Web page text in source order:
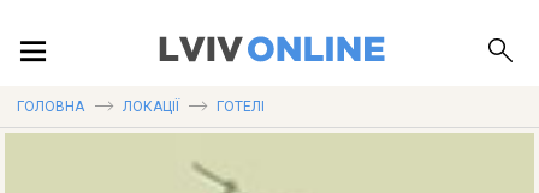
ГОЛОВНА ЛОКАЦІЇ ГОТЕЛІ